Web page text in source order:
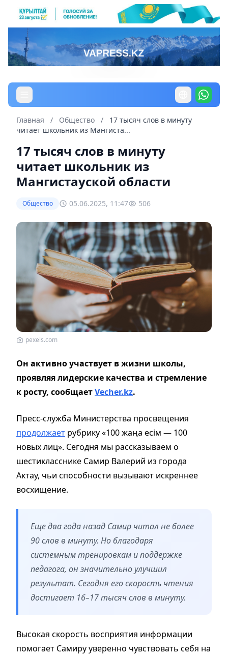
Главная / Общество /
17 тысяч слов в минуту
читает школьник из Мангиста...
17 тысяч слов в минуту
читает школьник из
Мангистауской области
Общество 05.06.2025, 11:47 506
pexels.com
Он активно участвует в жизни школы,
проявляя лидерские качества и стремление
к росту, сообщаетVecher.kz.
Пресс-служба Министерства просвещения
продолжает рубрику «100 жаңа есім — 100
новых лиц». Сегодня мы рассказываем о
шестикласснике Самир Валерий из города
Актау, чьи способности вызывают искреннее
восхищение.
Еще два года назад Самир читал не более
90 слов в минуту. Но благодаря
системным тренировкам и поддержке
педагога, он значительно улучшил
результат. Сегодня его скорость чтения
достигает 16–17 тысяч слов в минуту.
Высокая скорость восприятия информации
помогает Самиру уверенно чувствовать себя на